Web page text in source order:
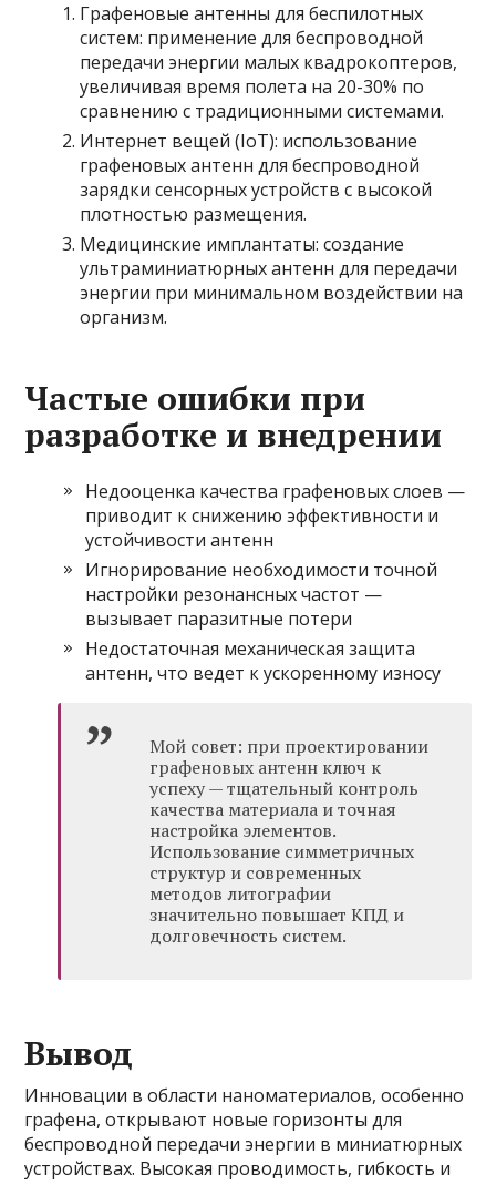
Графеновые антенны для беспилотных
систем: применение для беспроводной
передачи энергии малых квадрокоптеров,
увеличивая время полета на 20-30% по
сравнению с традиционными системами.
Интернет вещей (IoT): использование
графеновых антенн для беспроводной
зарядки сенсорных устройств с высокой
плотностью размещения.
Медицинские имплантаты: создание
ультраминиатюрных антенн для передачи
энергии при минимальном воздействии на
организм.
Частые ошибки при
разработке и внедрении
Недооценка качества графеновых слоев —
приводит к снижению эффективности и
устойчивости антенн
Игнорирование необходимости точной
настройки резонансных частот —
вызывает паразитные потери
Недостаточная механическая защита
антенн, что ведет к ускоренному износу
Мой совет: при проектировании
графеновых антенн ключ к
успеху — тщательный контроль
качества материала и точная
настройка элементов.
Использование симметричных
структур и современных
методов литографии
значительно повышает КПД и
долговечность систем.
Вывод
Инновации в области наноматериалов, особенно
графена, открывают новые горизонты для
беспроводной передачи энергии в миниатюрных
устройствах. Высокая проводимость, гибкость и